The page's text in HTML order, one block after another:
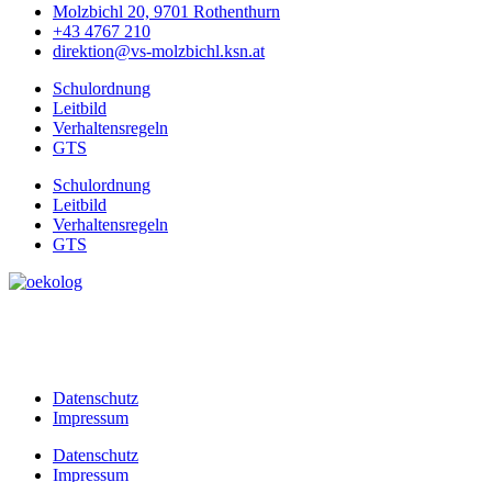
Molzbichl 20, 9701 Rothenthurn
+43 4767 210
direktion@vs-molzbichl.ksn.at
Schulordnung
Leitbild
Verhaltensregeln
GTS
Schulordnung
Leitbild
Verhaltensregeln
GTS
Datenschutz
Impressum
Datenschutz
Impressum